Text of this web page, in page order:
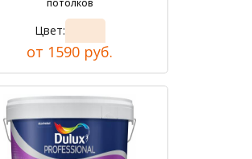
потолков
Цвет:
от 1590 руб.